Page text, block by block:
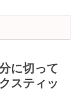
に切って
スティッ